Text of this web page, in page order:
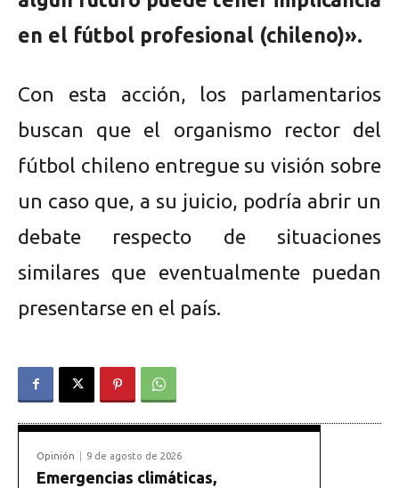
en el fútbol profesional (chileno)».
Con esta acción, los parlamentarios
buscan que el organismo rector del
fútbol chileno entregue su visión sobre
un caso que, a su juicio, podría abrir un
debate respecto de situaciones
similares que eventualmente puedan
presentarse en el país.
Opinión 9 de agosto de 2026
Emergencias climáticas,